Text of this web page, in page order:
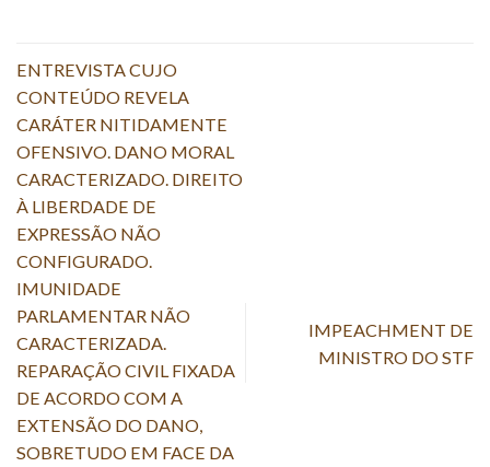
ENTREVISTA CUJO
CONTEÚDO REVELA
CARÁTER NITIDAMENTE
OFENSIVO. DANO MORAL
CARACTERIZADO. DIREITO
À LIBERDADE DE
EXPRESSÃO NÃO
CONFIGURADO.
IMUNIDADE
PARLAMENTAR NÃO
CARACTERIZADA.
REPARAÇÃO CIVIL FIXADA
DE ACORDO COM A
EXTENSÃO DO DANO,
SOBRETUDO EM FACE DA
IMPEACHMENT DE
MINISTRO DO STF